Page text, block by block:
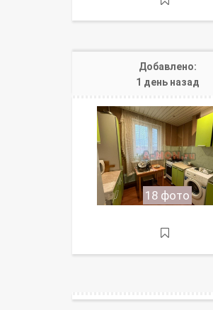
Добавлено:
1 день назад
18 фото